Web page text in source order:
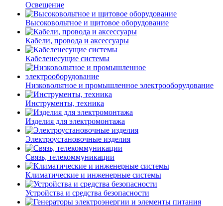
Освещение
Высоковольтное и щитовое оборудование
Кабели, провода и аксессуары
Кабеленесущие системы
Низковольтное и промышленное электрооборудование
Инструменты, техника
Изделия для электромонтажа
Электроустановочные изделия
Связь, телекоммуникации
Климатические и инженерные системы
Устройства и средства безопасности